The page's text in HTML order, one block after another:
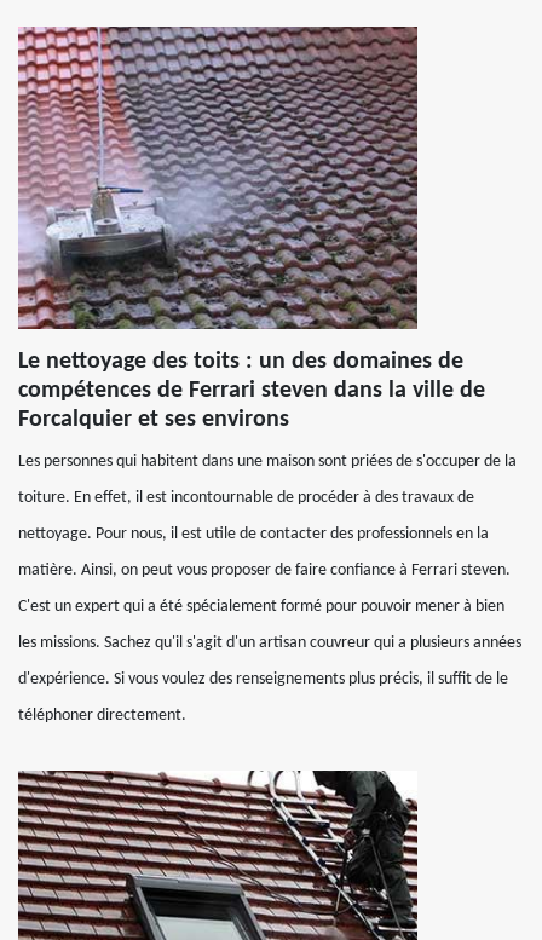
Le nettoyage des toits : un des domaines de
compétences de Ferrari steven dans la ville de
Forcalquier et ses environs
Les personnes qui habitent dans une maison sont priées de s'occuper de la
toiture. En effet, il est incontournable de procéder à des travaux de
nettoyage. Pour nous, il est utile de contacter des professionnels en la
matière. Ainsi, on peut vous proposer de faire confiance à Ferrari steven.
C'est un expert qui a été spécialement formé pour pouvoir mener à bien
les missions. Sachez qu'il s'agit d'un artisan couvreur qui a plusieurs années
d'expérience. Si vous voulez des renseignements plus précis, il suffit de le
téléphoner directement.